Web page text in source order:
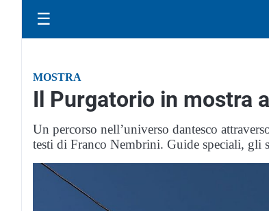
☰
MOSTRA
Il Purgatorio in mostra
Un percorso nell’universo dantesco
testi di Franco Nembrini. Guide speciali, gli